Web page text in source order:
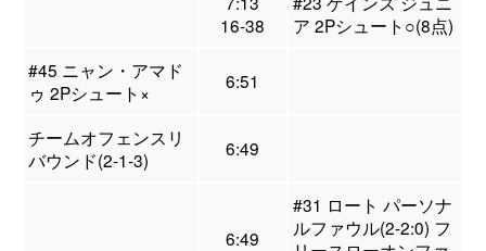
16-38
ア 2Pシュート○(8点)
#45 ニャン・アマド
ゥ 2Pシュート×
6:51
チームオフェンスリ
バウンド(2-1-3)
6:49
6:49
#31 ロート パーソナ
ルファウル(2-2:0) フ